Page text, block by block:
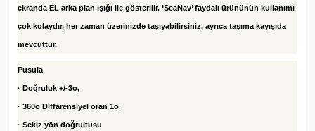
ekranda EL arka plan ışığı ile gösterilir. ‘SeaNav’ faydalı ürününün kullanımı
çok kolaydır, her zaman üzerinizde taşıyabilirsiniz, ayrıca taşıma kayışıda
mevcuttur.
Pusula
· Doğruluk +/-3o,
· 360o Diffarensiyel oran 1o.
· Sekiz yön doğrultusu